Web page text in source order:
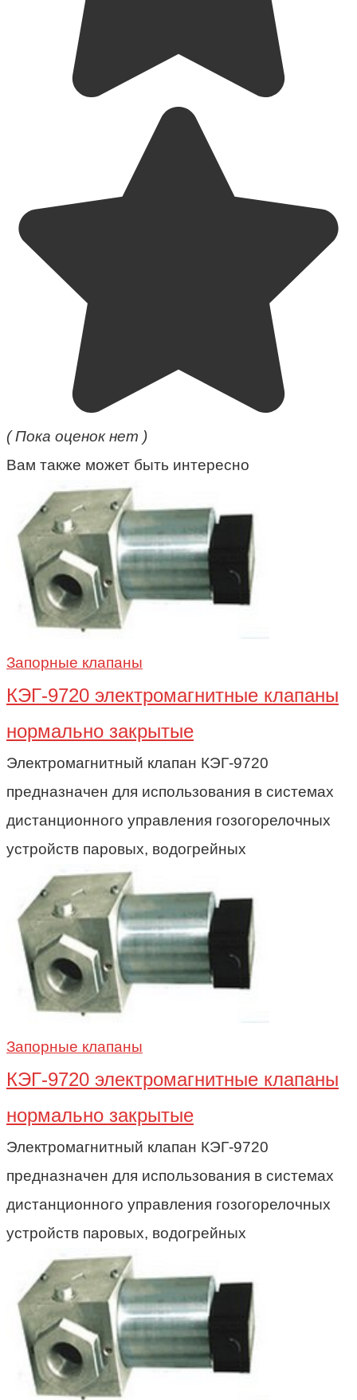
( Пока оценок нет )
Вам также может быть интересно
Запорные клапаны
КЭГ-9720 электромагнитные клапаны
нормально закрытые
Электромагнитный клапан КЭГ-9720
предназначен для использования в системах
дистанционного управления гозогорелочных
устройств паровых, водогрейных
Запорные клапаны
КЭГ-9720 электромагнитные клапаны
нормально закрытые
Электромагнитный клапан КЭГ-9720
предназначен для использования в системах
дистанционного управления гозогорелочных
устройств паровых, водогрейных